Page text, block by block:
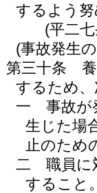
するよう
(平二
(事故発生
第三十条
するため
一
事故が
生じた場
止のため
二
職員に
すること